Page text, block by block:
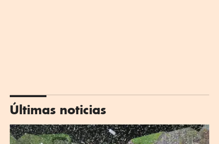
Últimas noticias